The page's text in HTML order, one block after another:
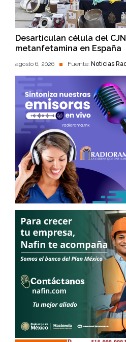
Desarticulan célula del
metanfetamina en España
agosto 6, 2026 Fuente: Noticias